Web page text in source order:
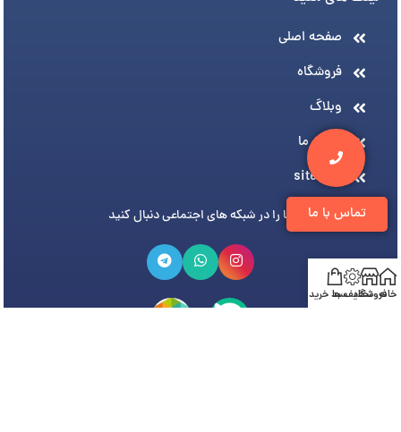
تماس با ما
صفحه اصلی
فروشگاه
وبلاگ
درباره ما
sitemap
ما را در شبکه های اجتماعی دنبال کنید
خانهفروشگاه
تخفیف هاسبد خرید